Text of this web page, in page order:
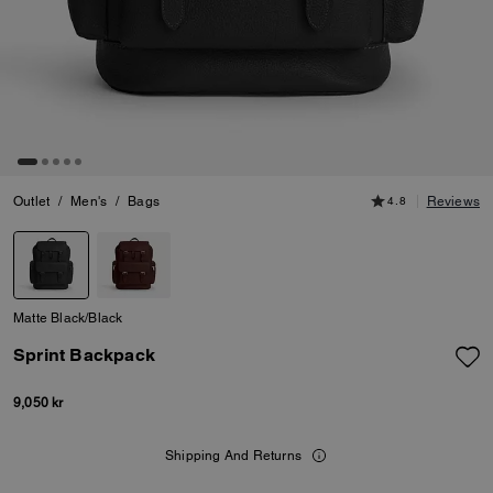
Outlet / Men's / Bags 4.8 Reviews
Matte Black/Black
Sprint Backpack
9,050 kr
Shipping And Returns